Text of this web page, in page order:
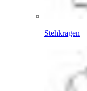
Stehkragen